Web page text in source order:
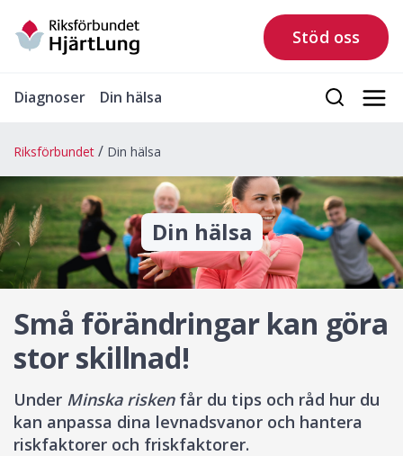
Stöd oss
Diagnoser Din hälsa
Riksförbundet Din hälsa
Din hälsa
Små förändringar kan göra
stor skillnad!
Under Minska riskenfår du tips och råd hur du
kan anpassa dina levnadsvanor och hantera
riskfaktorer och friskfaktorer.